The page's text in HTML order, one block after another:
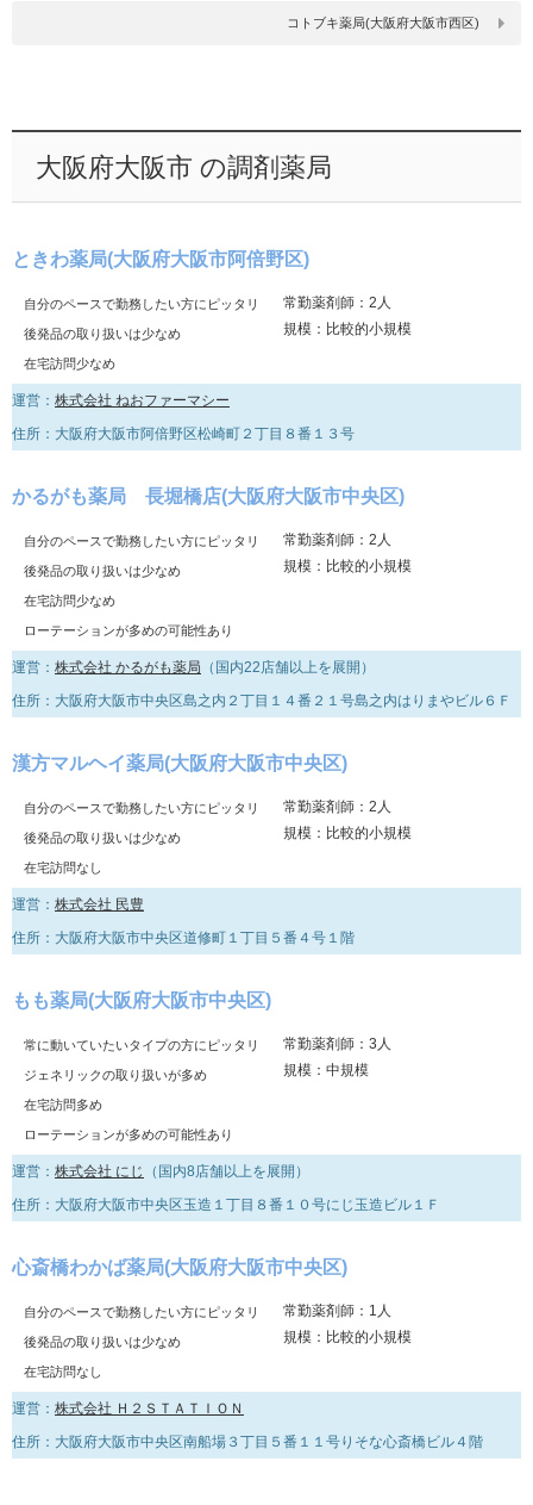
コトブキ薬局(大阪府大阪市西区)
大阪府大阪市 の調剤薬局
ときわ薬局(大阪府大阪市阿倍野区)
自分のペースで勤務したい方にピッタリ
後発品の取り扱いは少なめ
在宅訪問少なめ
常勤薬剤師：2人
規模：比較的小規模
運営： 株式会社 ねおファーマシー
住所：大阪府大阪市阿倍野区松崎町２丁目８番１３号
かるがも薬局 長堀橋店(大阪府大阪市中央区)
自分のペースで勤務したい方にピッタリ
後発品の取り扱いは少なめ
在宅訪問少なめ
ローテーションが多めの可能性あり
常勤薬剤師：2人
規模：比較的小規模
運営： 株式会社 かるがも薬局 （国内22店舗以上を展開）
住所：大阪府大阪市中央区島之内２丁目１４番２１号島之内はりまやビル６Ｆ
漢方マルヘイ薬局(大阪府大阪市中央区)
自分のペースで勤務したい方にピッタリ
後発品の取り扱いは少なめ
在宅訪問なし
常勤薬剤師：2人
規模：比較的小規模
運営： 株式会社 民豊
住所：大阪府大阪市中央区道修町１丁目５番４号１階
もも薬局(大阪府大阪市中央区)
常に動いていたいタイプの方にピッタリ
ジェネリックの取り扱いが多め
在宅訪問多め
ローテーションが多めの可能性あり
常勤薬剤師：3人
規模：中規模
運営： 株式会社 にじ
（国内8店舗以上を展開）
住所：大阪府大阪市中央区玉造１丁目８番１０号にじ玉造ビル１Ｆ
心斎橋わかば薬局(大阪府大阪市中央区)
自分のペースで勤務したい方にピッタリ
後発品の取り扱いは少なめ
在宅訪問なし
常勤薬剤師：1人
規模：比較的小規模
運営： 株式会社 Ｈ２ＳＴＡＴＩＯＮ
住所：大阪府大阪市中央区南船場３丁目５番１１号りそな心斎橋ビル４階